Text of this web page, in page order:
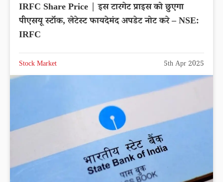
IRFC Share Price | इस टारगेट प्राइस को छुएगा
पीएसयू स्टॉक, लेटेस्ट फायदेमंद अपडेट नोट करे – NSE:
IRFC
Stock Market 5th Apr 2025